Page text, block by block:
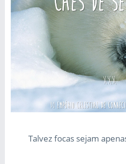
Talvez focas sejam